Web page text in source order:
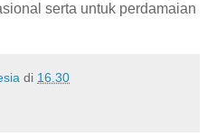
serta untuk perdamaian
di 16.30